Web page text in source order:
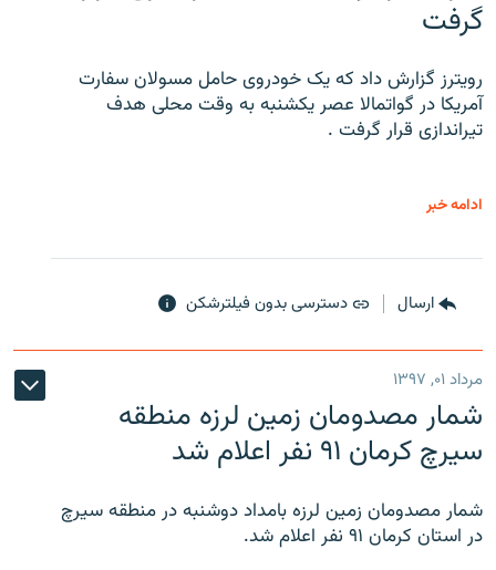
گرفت
رویترز گزارش داد که یک خودروی حامل مسولان سفارت
آمریکا در گواتمالا عصر یکشنبه به وقت محلی هدف
تیراندازی قرار گرفت .
ادامه خبر
ارسال دسترسی بدون فیلترشکن
مرداد ۰۱, ۱۳۹۷
شمار مصدومان زمین لرزه منطقه
سیرچ کرمان ۹۱ نفر اعلام شد
شمار مصدومان زمین لرزه بامداد دوشنبه در منطقه سیرچ
در استان کرمان ۹۱ نفر اعلام شد.